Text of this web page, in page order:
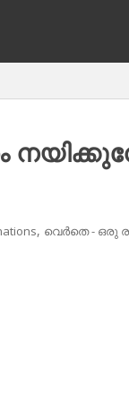
, വെർതെ - ഒരു